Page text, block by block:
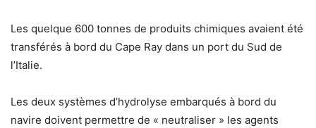
Les quelque 600 tonnes de produits chimiques avaient été
transférés à bord du Cape Ray dans un port du Sud de
l’Italie.
Les deux systèmes d’hydrolyse embarqués à bord du
navire doivent permettre de « neutraliser » les agents